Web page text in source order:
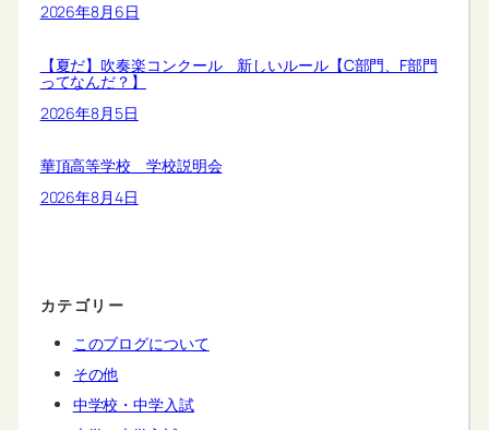
2026年8月6日
【夏だ】吹奏楽コンクール 新しいルール【C部門、F部門
ってなんだ？】
2026年8月5日
華頂高等学校 学校説明会
2026年8月4日
カテゴリー
このブログについて
その他
中学校・中学入試